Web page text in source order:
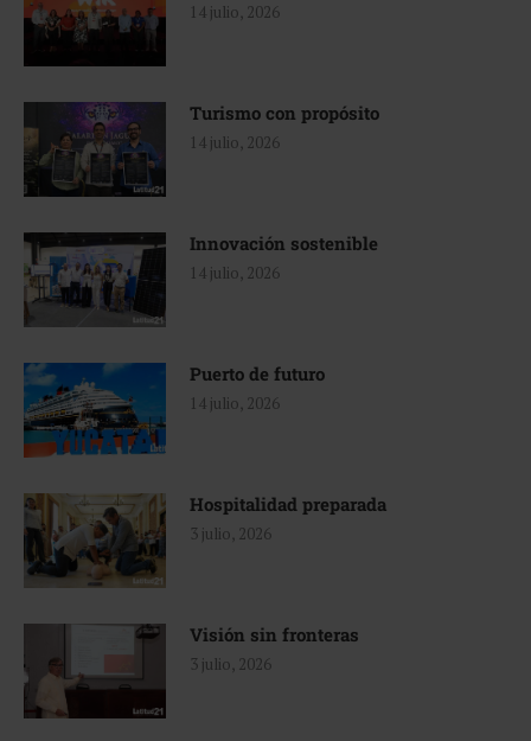
14 julio, 2026
Turismo con propósito
14 julio, 2026
Innovación sostenible
14 julio, 2026
Puerto de futuro
14 julio, 2026
Hospitalidad preparada
3 julio, 2026
Visión sin fronteras
3 julio, 2026